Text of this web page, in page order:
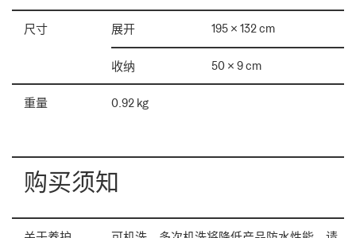
尺寸 展开 195 × 132 cm
收纳 50 × 9 cm
重量 0.92 kg
购买须知